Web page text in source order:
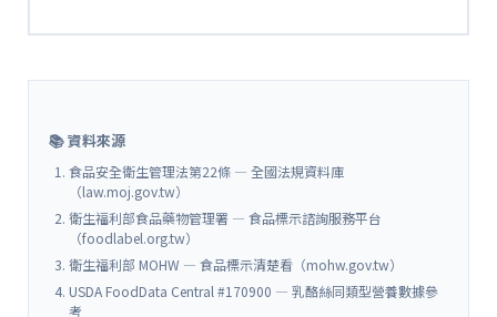
📚 資料來源
食品安全衛生管理法第22條 — 全國法規資料庫
（law.moj.gov.tw）
衛生福利部食品藥物管理署 — 食品標示諮詢服務平台
（foodlabel.org.tw）
衛生福利部 MOHW — 食品標示清楚看（mohw.gov.tw）
USDA FoodData Central #170900 — 乳酪絲同類型營養數據參
考